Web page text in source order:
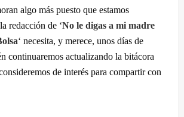
algo más puesto que estamos
redacción de ‘No le digas a mi madre
‘ necesita, y merece, unos días de
continuaremos actualizando la bitácora
de interés para compartir con